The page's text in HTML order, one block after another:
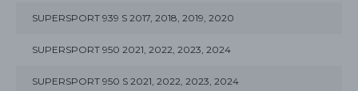
SUPERSPORT 939 S 2017, 2018, 2019, 2020
SUPERSPORT 950 2021, 2022, 2023, 2024
SUPERSPORT 950 S 2021, 2022, 2023, 2024